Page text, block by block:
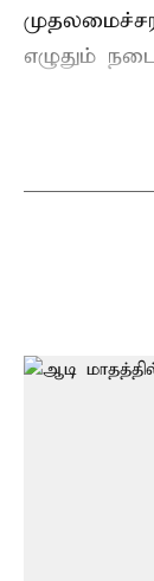
எழுதும்